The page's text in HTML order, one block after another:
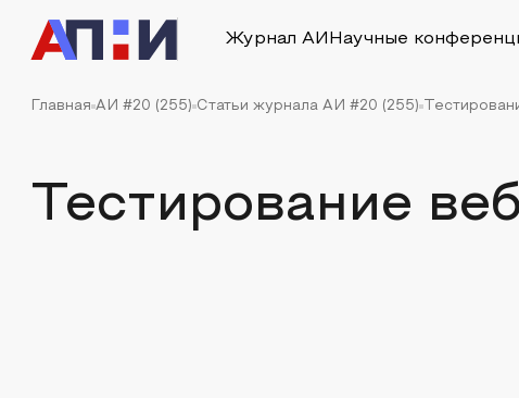
Журнал АИ Научные
Главная АИ #20 (255) Статьи журнала АИ #20 (255)
Тестирование